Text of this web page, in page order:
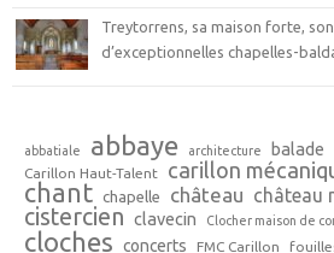
Treytorrens, sa maison forte,
d’exceptionnelles chapelles-
abbatiale abbaye architecture balade
Carillon Haut-Talent carillon
chant chapelle château château
cistercien clavecin Clocher maison de
cloches concerts FMC Carillon